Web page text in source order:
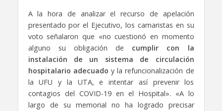
A la hora de analizar el recurso de apelación
presentado por el Ejecutivo, los camaristas en su
voto señalaron que «no cuestionó en momento
alguno su obligación de cumplir con la
instalación de un sistema de circulación
hospitalario adecuado y la refuncionalización de
la UFU y la UTA, e intentar así prevenir los
contagios del COVID-19 en el Hospital». «A lo
largo de su memorial no ha logrado precisar